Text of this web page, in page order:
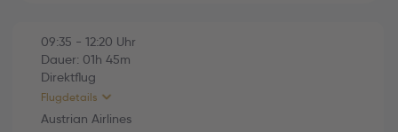
09:35 - 12:20 Uhr
Dauer: 01h 45m
Direktflug
Flugdetails
Austrian Airlines